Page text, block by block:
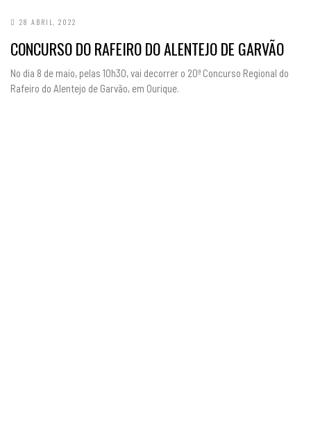
28 ABRIL, 2022
CONCURSO DO RAFEIRO DO ALENTEJO DE GARVÃO
No dia 8 de maio, pelas 10h30, vai decorrer o 20ª Concurso Regional do
Rafeiro do Alentejo de Garvão, em Ourique.